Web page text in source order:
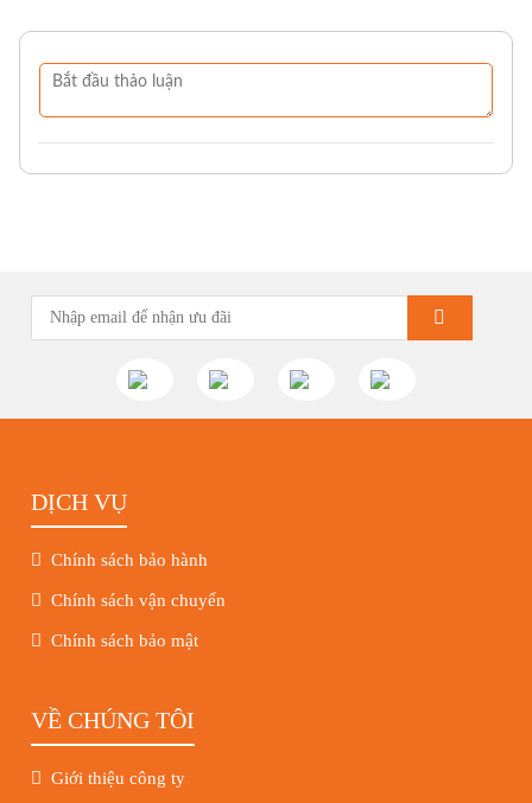
DỊCH VỤ
Chính sách bảo hành
Chính sách vận chuyển
Chính sách bảo mật
VỀ CHÚNG TÔI
Giới thiệu công ty